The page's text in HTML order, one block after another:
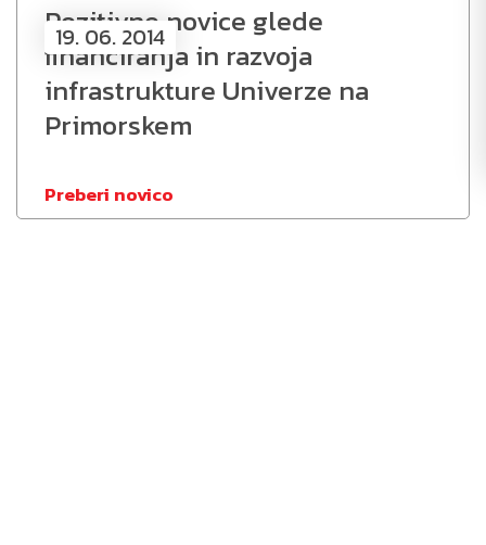
19. 06. 2014
Pozitivne novice glede
financiranja in razvoja
infrastrukture Univerze na
Primorskem
Preberi novico